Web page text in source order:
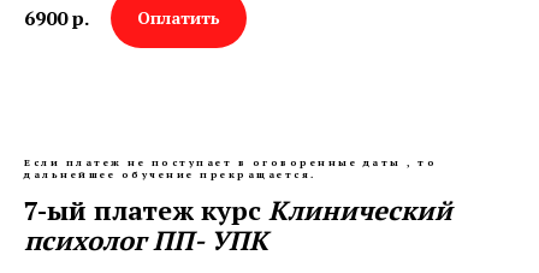
6900р. Оплатить
Если платеж не поступает в оговоренные даты , то
дальнейшее обучение прекращается.
7-ый платеж курс Клинический
психолог ПП- УПК